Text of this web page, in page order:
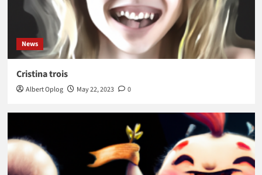
News
Cristina trois
Albert Oplog May 22, 2023 0